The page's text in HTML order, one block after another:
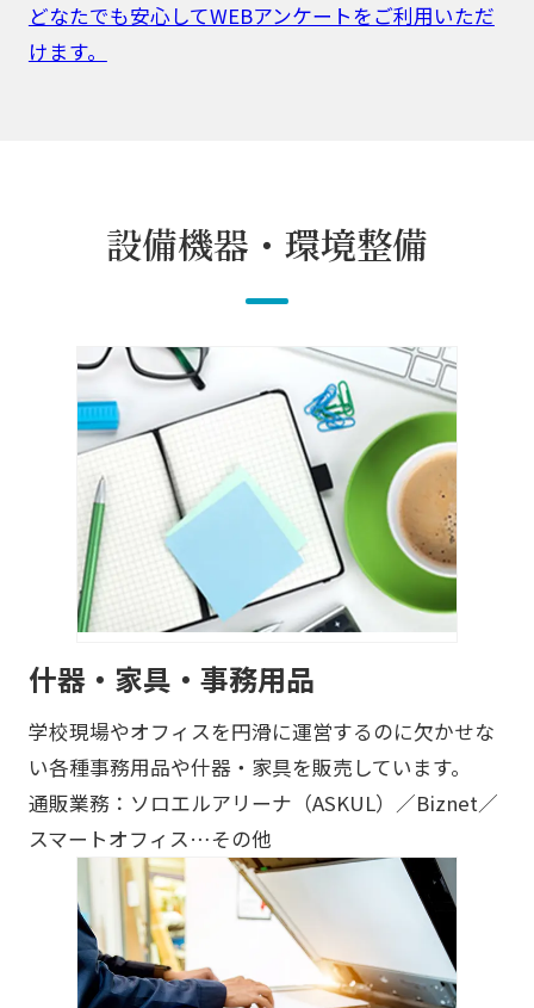
どなたでも安心してWEBアンケートをご利用いただ
けます。
設備機器・環境整備
什器・家具・事務用品
学校現場やオフィスを円滑に運営するのに欠かせな
い各種事務用品や什器・家具を販売しています。
通販業務：ソロエルアリーナ（ASKUL）／Biznet／
スマートオフィス…その他